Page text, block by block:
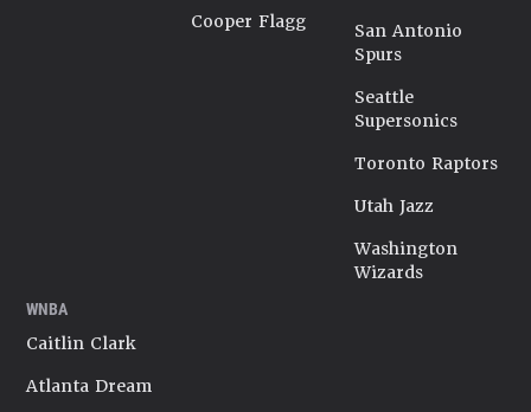
Cooper Flagg
San Antonio
Spurs
Seattle
Supersonics
Toronto Raptors
Utah Jazz
Washington
Wizards
WNBA
Caitlin Clark
Atlanta Dream